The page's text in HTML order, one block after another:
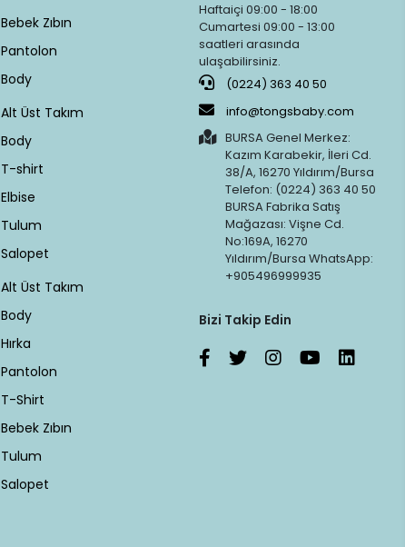
Bebek Zıbın
Pantolon
Body
Alt Üst Takım
Body
T-shirt
Elbise
Tulum
Salopet
Alt Üst Takım
Body
Hırka
Pantolon
T-Shirt
Bebek Zıbın
Tulum
Salopet
Haftaiçi 09:00 - 18:00
Cumartesi 09:00 - 13:00
saatleri arasında
ulaşabilirsiniz.
(0224) 363 40 50
info@tongsbaby.com
BURSA Genel Merkez:
Kazım Karabekir, İleri Cd.
38/A, 16270 Yıldırım/Bursa
Telefon: (0224) 363 40 50
BURSA Fabrika Satış
Mağazası: Vişne Cd.
No:169A, 16270
Yıldırım/Bursa WhatsApp:
+905496999935
Bizi Takip Edin